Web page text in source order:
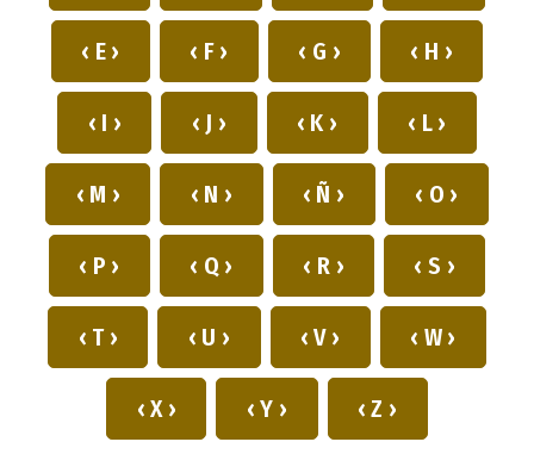
‹ E › ‹ F › ‹ G › ‹ H ›
‹ I › ‹ J › ‹ K › ‹ L ›
‹ M › ‹ N › ‹ Ñ › ‹ O ›
‹ P › ‹ Q › ‹ R › ‹ S ›
‹ T › ‹ U › ‹ V › ‹ W ›
‹ X › ‹ Y › ‹ Z ›